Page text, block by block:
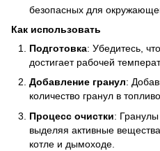
безопасных для
Как использовать
Подготовка: Убедитесь,
достигает рабочей
Добавление гранул:
количество гранул в
Процесс очистки: Гранулы
выделяя активные
котле и дымоходе.